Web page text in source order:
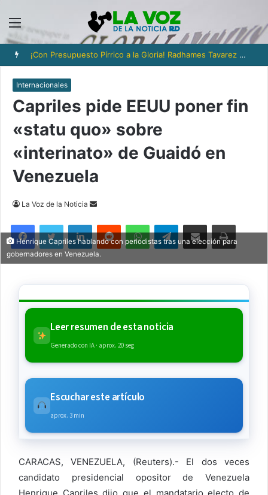
Menú
¡Con Presupuesto Pírrico a la Gloria! Radhames Tavarez y la Hazaña Dorada de la Natación Dominicana
Internacionales
Capriles pide EEUU poner fin
«statu quo» sobre
«interinato» de Guaidó en
Venezuela
La Voz de la Noticia
Send
email
FacebookTwitter LinkedInReddit WhatsAppTelegramCompartir via Email Imprimi
Henrique Capriles hablando con periodistas tras una elección para
gobernadores en Venezuela.
Leer resumen de esta noticia
Generado con IA · aprox. 20 seg
Escuchar este artículo
aprox. 3 min
CARACAS, VENEZUELA, (Reuters).- El dos veces
candidato presidencial opositor de Venezuela